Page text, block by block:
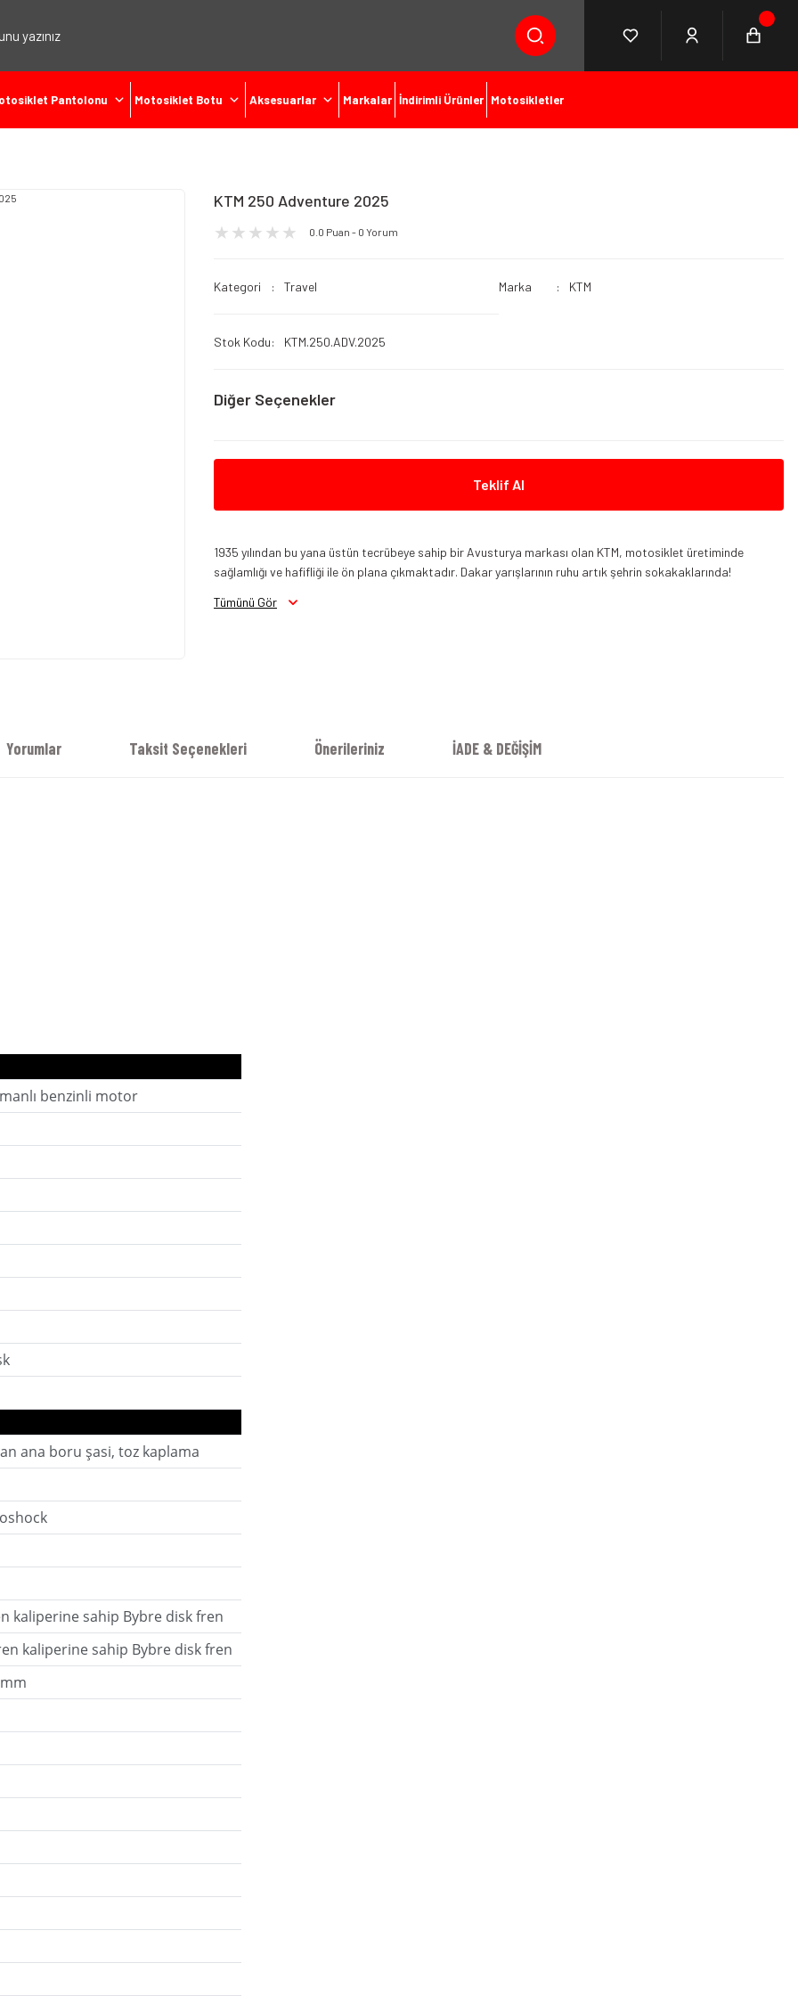
Pantolonu Motosiklet Botu Aksesuarlar Markalar İndirimli Ürünler Motosikletler
KTM 250 Adventure 2025
0.0 Puan - 0 Yorum
Kategori Travel Marka KTM
Stok Kodu KTM.250.ADV.2025
Diğer Seçenekler
KTM 250 Adventure 2024 KTM 390 Adventure 2024
Teklif Al
1935 yılından bu yana üstün tecrübeye sahip bir Avusturya markası olan KTM, motosiklet üretiminde
sağlamlığı ve hafifliği ile ön plana çıkmaktadır. Dakar yarışlarının ruhu artık şehrin sokakaklarında!
Tümünü Gör
Yorumlar Taksit Seçenekleri Önerileriniz İADE & DEĞİŞİM
benzinli motor
ana boru şasi, toz kaplama
kaliperine sahip Bybre disk fren
kaliperine sahip Bybre disk fren